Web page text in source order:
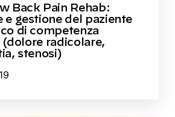
Back Pain Rehab:
e gestione del paziente
di competenza
radicolare,
stenosi)